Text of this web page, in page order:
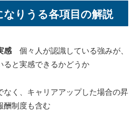
りうる各項目の解説
感個々人が認識している強みが、
ると実感できるかどうか
く、キャリアアップした場合の昇
酬制度も含む